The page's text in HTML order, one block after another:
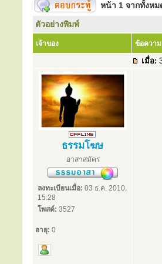
หน้า 1 จากทั้งห
ตัวอย่างพิมพ์
เจ้าของ ข้อความ
เมื่อ:
ธรรมโฆษ
อาสาสมัคร
ลงทะเบียนเมื่อ: 03 ธ.ค. 2010,
15:28
โพสต์: 3527
อายุ: 0